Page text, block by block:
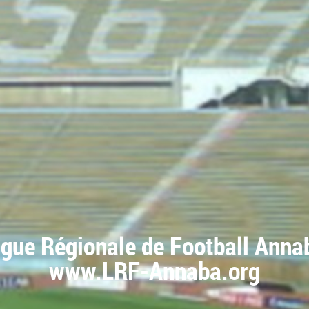
Régionale de Football
www.LRF-Annaba.org